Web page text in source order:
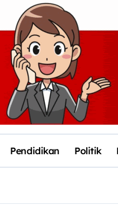
Pendidikan Politik